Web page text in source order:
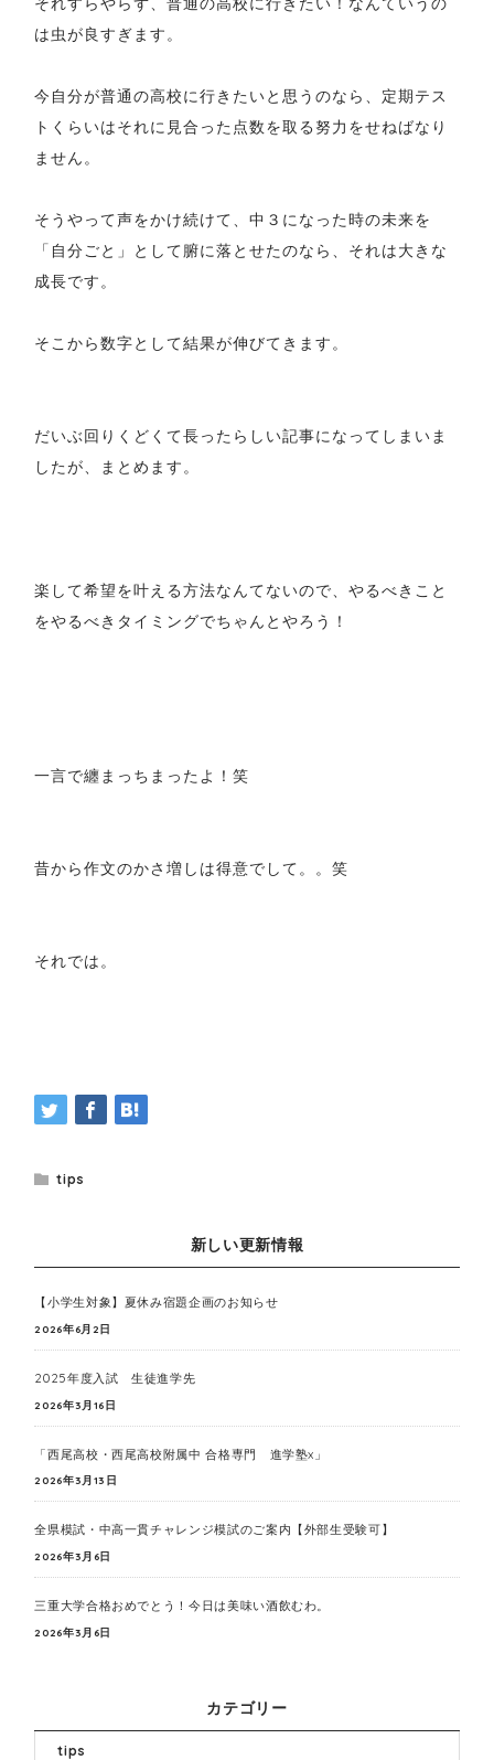
は虫が良すぎます。
今自分が普通の高校に行きたいと思うのなら、定期テス
トくらいはそれに見合った点数を取る努力をせねばなり
ません。
そうやって声をかけ続けて、中３になった時の未来を
「自分ごと」として腑に落とせたのなら、それは大きな
成長です。
そこから数字として結果が伸びてきます。
だいぶ回りくどくて長ったらしい記事になってしまいま
したが、まとめます。
楽して希望を叶える方法なんてないので、やるべきこと
をやるべきタイミングでちゃんとやろう！
一言で纏まっちまったよ！笑
昔から作文のかさ増しは得意でして。。笑
それでは。
tips
新しい更新情報
【小学生対象】夏休み宿題企画のお知らせ
2026年6月2日
2025年度入試 生徒進学先
2026年3月16日
「西尾高校・西尾高校附属中 合格専門 進学塾x」
2026年3月13日
全県模試・中高一貫チャレンジ模試のご案内【外部生受験可】
2026年3月6日
三重大学合格おめでとう！今日は美味い酒飲むわ。
2026年3月6日
カテゴリー
tips